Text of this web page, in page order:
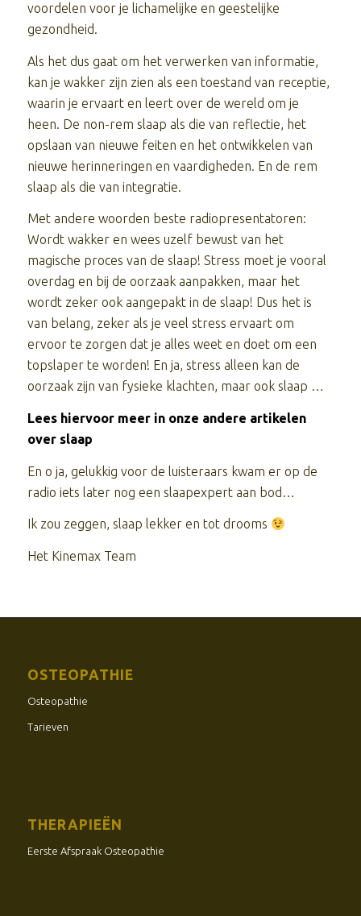
voordelen voor je lichamelijke en geestelijke
gezondheid.
Als het dus gaat om het verwerken van informatie,
kan je wakker zijn zien als een toestand van receptie,
waarin je ervaart en leert over de wereld om je
heen. De non-rem slaap als die van reflectie, het
opslaan van nieuwe feiten en het ontwikkelen van
nieuwe herinneringen en vaardigheden. En de rem
slaap als die van integratie.
Met andere woorden beste radiopresentatoren:
Wordt wakker en wees uzelf bewust van het
magische proces van de slaap! Stress moet je vooral
overdag en bij de oorzaak aanpakken, maar het
wordt zeker ook aangepakt in de slaap! Dus het is
van belang, zeker als je veel stress ervaart om
ervoor te zorgen dat je alles weet en doet om een
topslaper te worden! En ja, stress alleen kan de
oorzaak zijn van fysieke klachten, maar ook slaap …
Lees hiervoor meer in onze andere artikelen
over slaap
En o ja, gelukkig voor de luisteraars kwam er op de
radio iets later nog een slaapexpert aan bod…
Ik zou zeggen, slaap lekker en tot drooms
Het Kinemax Team
OSTEOPATHIE
Osteopathie
Tarieven
THERAPIEËN
Eerste Afspraak Osteopathie